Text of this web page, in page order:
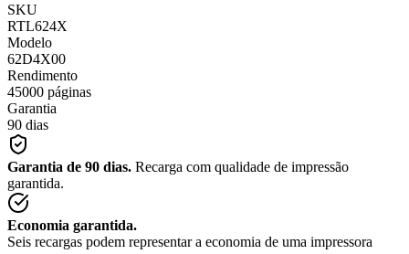
SKU
RTL624X
Modelo
62D4X00
Rendimento
45000 páginas
Garantia
90 dias
Garantia de 90 dias. Recarga com qualidade de impressão
garantida.
Economia garantida.
Seis recargas podem representar a economia de uma impressora